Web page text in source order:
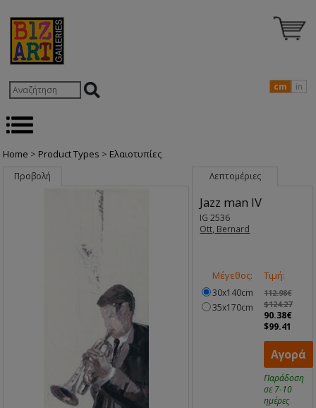
cm in
Home > Product Types > Ελαιοτυπίες
Προβολή Λεπτομέριες
Jazz man IV
IG 2536
Ott, Bernard
Μέγεθος:
30x140cm
35x170cm
Τιμή:
112.98€
$124.27
90.38€
$99.41
Αγορά
Παράδοση
σε 7-10
ημέρες